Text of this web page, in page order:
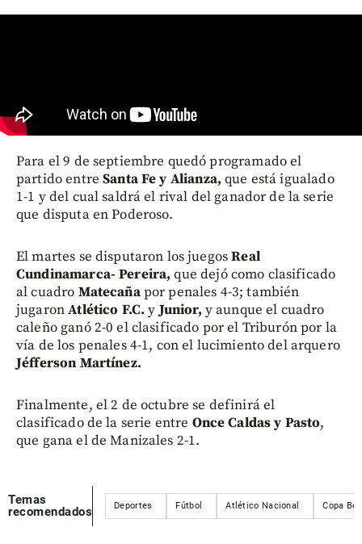
Para el 9 de septiembre quedó programado el
partido entreSanta Fe y Alianza, que está igualado
1-1 y del cual saldrá el rival del ganador de la serie
que disputa en Poderoso.
El martes se disputaron los juegosReal
Cundinamarca- Pereira, que dejó como clasificado
al cuadro Matecañapor penales 4-3; también
jugaronAtlético F.C.yJunior, y aunque el cuadro
caleño ganó 2-0 el clasificado por el Triburón por la
vía de los penales 4-1, con el lucimiento del arquero
Jéfferson Martínez.
Finalmente, el 2 de octubre se definirá el
clasificado de la serie entre Once Caldas y Pasto,
que gana el de Manizales 2-1.
Temas
recomendados
Deportes Fútbol Atlético Nacional Copa